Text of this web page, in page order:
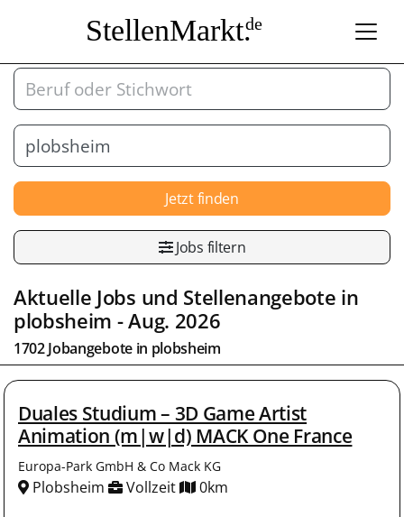
StellenMarkt.de
Jetzt finden
Jobs filtern
Aktuelle Jobs und Stellenangebote in
plobsheim - Aug. 2026
1702 Jobangebote in plobsheim
Duales Studium – 3D Game Artist
Animation (m|w|d) MACK One France
Europa-Park GmbH & Co Mack KG
Plobsheim Vollzeit 0km